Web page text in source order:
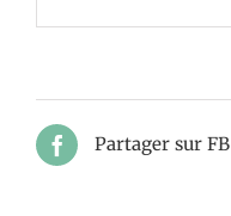
Partager sur FB